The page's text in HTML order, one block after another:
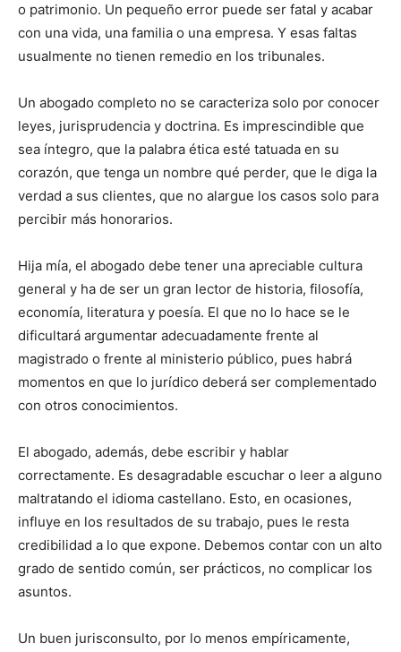
o patrimonio. Un pequeño error puede ser fatal y acabar
con una vida, una familia o una empresa. Y esas faltas
usualmente no tienen remedio en los tribunales.
Un abogado completo no se caracteriza solo por conocer
leyes, jurisprudencia y doctrina. Es impres­cindible que
sea íntegro, que la palabra ética esté ­tatuada en su
corazón, que tenga un nombre qué per­der, que le diga la
verdad a sus clientes, que no alar­gue los casos solo para
percibir más honorarios.
Hija mía, el abogado debe tener una apreciable cultura
general y ha de ser un gran lector de historia, filosofía,
economía, literatura y poesía. El que no lo hace se le
dificultará argumentar adecuadamente frente al
magistrado o frente al ministerio público, pues habrá
momentos en que lo jurídico deberá ser complementado
con otros conocimientos.
El abogado, además, debe escribir y hablar
correctamente. Es desagradable escuchar o leer a alguno
maltratando el idioma castellano. Esto, en ocasiones,
influye en los resultados de su trabajo, pues le resta
credibilidad a lo que expone. Debemos contar con un alto
grado de sentido común, ser prácticos, no complicar los
asuntos.
Un buen jurisconsulto, por lo menos empíricamente,